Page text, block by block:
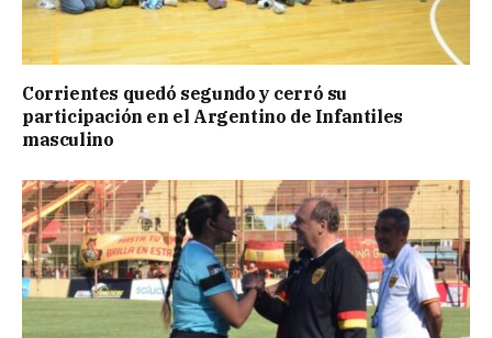
Corrientes quedó segundo y cerró su
participación en el Argentino de Infantiles
masculino